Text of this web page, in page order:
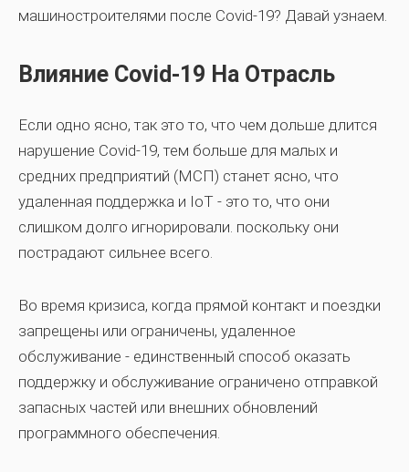
машиностроителями после Covid-19? Давай узнаем.
Влияние Covid-19 На Отрасль
Если одно ясно, так это то, что чем дольше длится
нарушение Covid-19, тем больше для малых и
средних предприятий (МСП) станет ясно, что
удаленная поддержка и IoT - это то, что они
слишком долго игнорировали. поскольку они
пострадают сильнее всего.
Во время кризиса, когда прямой контакт и поездки
запрещены или ограничены, удаленное
обслуживание - единственный способ оказать
поддержку и обслуживание ограничено отправкой
запасных частей или внешних обновлений
программного обеспечения.